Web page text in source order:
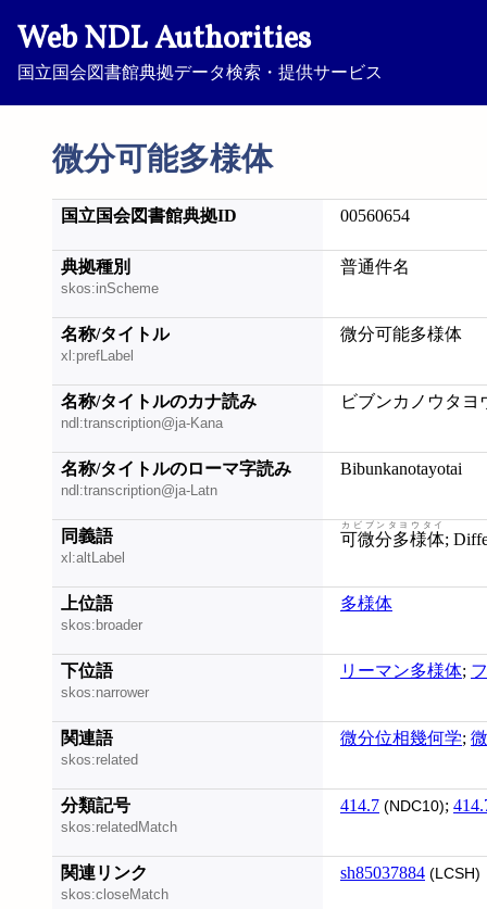
Web NDL Authorities
国立国会図書館典拠データ検索・提供サービス
微分可能多様体
国立国会図書館典拠ID 00560654
典拠種別
skos:inScheme
普通件名
名称/タイトル
xl:prefLabel
微分可能多様体
名称/タイトルのカナ読み
ndl:transcription@ja-Kana
ビブンカノウタヨ
名称/タイトルのローマ字読み
ndl:transcription@ja-Latn
Bibunkanotayotai
同義語
xl:altLabel
可微分多様体
カビブンタヨウタイ
;
上位語
skos:broader
多様体
下位語
skos:narrower
リーマン多様体;
関連語
skos:related
微分位相幾何学;
分類記号
skos:relatedMatch
414.7 (NDC10);
関連リンク
skos:closeMatch
sh85037884 (LCSH)